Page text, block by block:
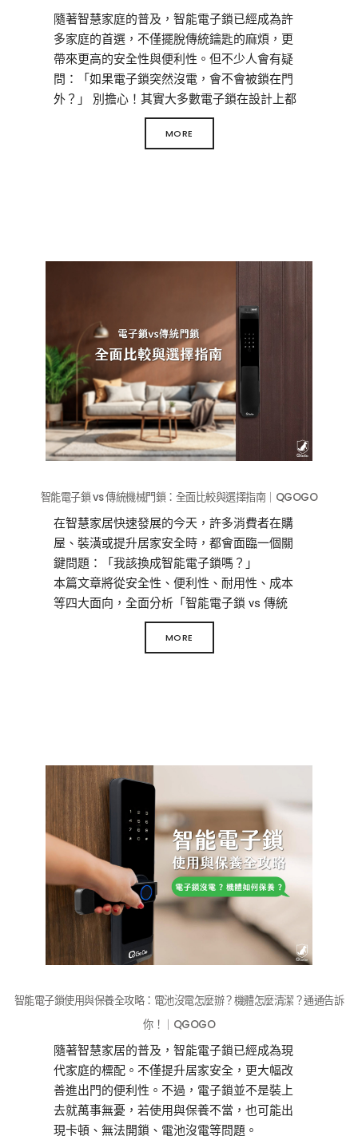
隨著智慧家庭的普及，智能電子鎖已經成為許
多家庭的首選，不僅擺脫傳統鑰匙的麻煩，更
帶來更高的安全性與便利性。但不少人會有疑
問：「如果電子鎖突然沒電，會不會被鎖在門
外？」 別擔心！其實大多數電子鎖在設計上都
已經考慮到「斷電」情況，只要掌握正確的方
MORE
智能電子鎖 vs 傳統機械門鎖：全面比較與選擇指南｜QGOGO
在智慧家居快速發展的今天，許多消費者在購
屋、裝潢或提升居家安全時，都會面臨一個關
鍵問題：「我該換成智能電子鎖嗎？」
本篇文章將從安全性、便利性、耐用性、成本
等四大面向，全面分析「智能電子鎖 vs 傳統
鎖」的差異，幫助您做出最合適的選擇。
MORE
智能電子鎖使用與保養全攻略：電池沒電怎麼辦？機體怎麼清潔？通通告訴
你！｜QGOGO
隨著智慧家居的普及，智能電子鎖已經成為現
代家庭的標配。不僅提升居家安全，更大幅改
善進出門的便利性。不過，電子鎖並不是裝上
去就萬事無憂，若使用與保養不當，也可能出
現卡頓、無法開鎖、電池沒電等問題。